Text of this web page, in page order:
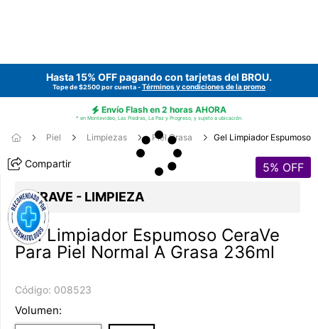
Hasta 15% OFF pagando con tarjetas del BROU.
Tope de $2500 por cuenta -Términos y condiciones de la promo
Envío Flash en 2 horas AHORA
* en Montevideo, Las Piedras, La Paz y Progreso, y sujeto a ubicación.
Piel Limpiezas Piel Grasa Gel Limpiador Espumoso
Compartir 5% OFF
CERAVE - LIMPIEZA
Gel Limpiador Espumoso CeraVe
Para Piel Normal A Grasa 236ml
Código: 008523
Volumen: